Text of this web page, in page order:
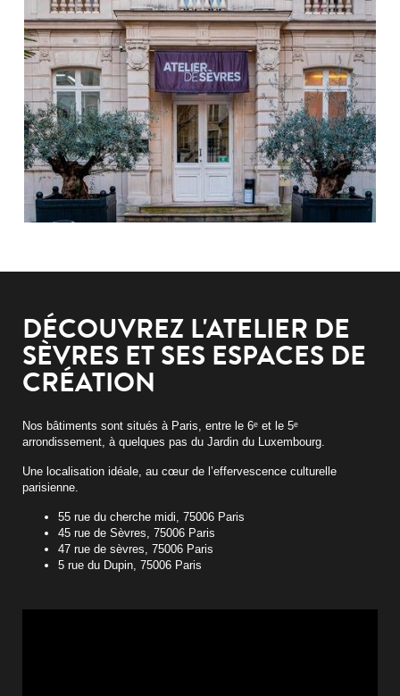
DÉCOUVREZ L'ATELIER DE
SÈVRES ET SES ESPACES DE
CRÉATION
Nos bâtiments sont situés à Paris, entre le 6ᵉ et le 5ᵉ
arrondissement, à quelques pas du Jardin du Luxembourg.
Une localisation idéale, au cœur de l’effervescence culturelle
parisienne.
55 rue du cherche midi, 75006 Paris
45 rue de Sèvres, 75006 Paris
47 rue de sèvres, 75006 Paris
5 rue du Dupin, 75006 Paris